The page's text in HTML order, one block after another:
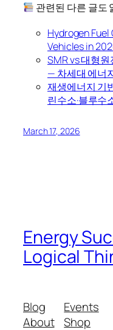
관련된 다른 글도
Hydrogen
Vehicles in
SMR vs 대형
— 차세대 에너
재생에너지 기
린수소·블루수
March 17, 2026
Energy
Logical
Blog
About
Events
Shop